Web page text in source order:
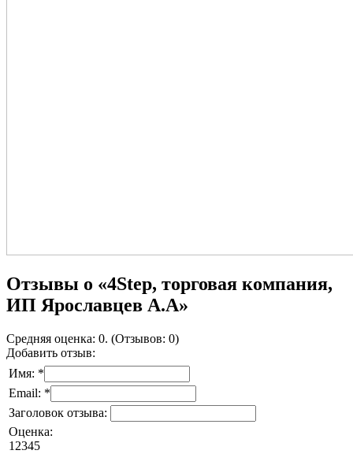
Отзывы о «4Step, торговая компания,
ИП Ярославцев А.А»
Средняя оценка: 0. (Отзывов: 0)
Добавить отзыв:
Имя: *
Email: *
Заголовок отзыва:
Оценка:
1 2345